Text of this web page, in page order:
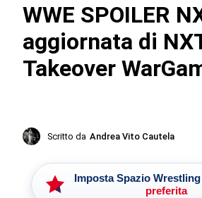
WWE SPOILER
aggiornata di
Takeover
Scritto da Andrea Vito Cautela
Imposta Spazio
preferita